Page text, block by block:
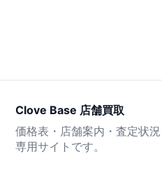
Clove Base 店舗買取
価格表・店舗案内・査定状
専用サイトです。